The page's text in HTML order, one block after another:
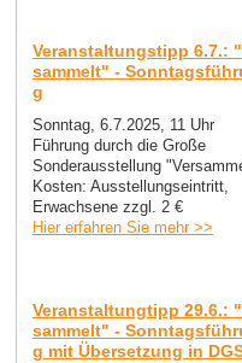
Veranstaltungstipp 6.7.:
sammelt" -
g
Sonntag, 6.7.2025, 11 Uhr
Führung durch die Große
Sonderausstellung
Kosten: Ausstellungseintritt,
Erwachsene zzgl. 2 €
Hier erfahren Sie mehr >>
Veranstaltungtipp 29.6.:
sammelt" -
g mit Übersetzung in